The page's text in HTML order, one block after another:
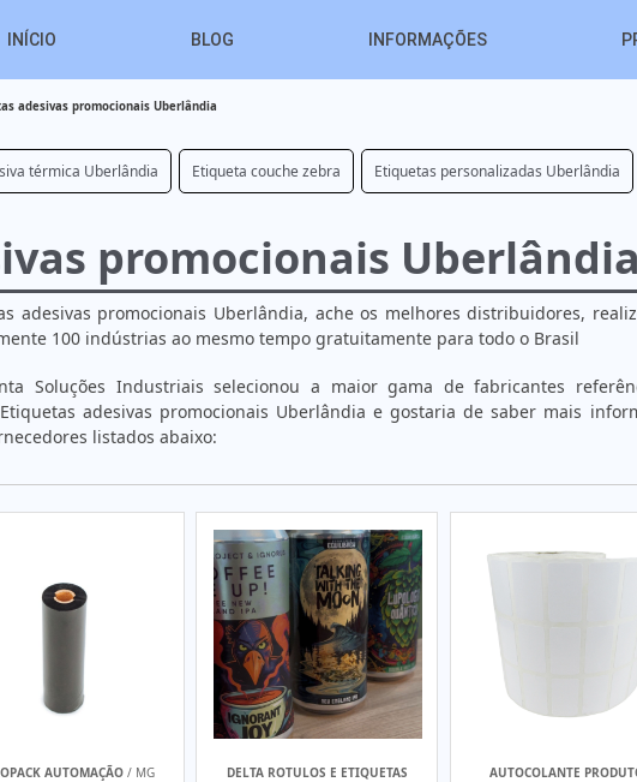
INÍCIO BLOG INFORMAÇÕES
adesivas promocionais Uberlândia
térmica Uberlândia Etiqueta couche zebra Etiquetas personalizadas Uberlândia
promocionais Uberlândia
adesivas promocionais Uberlândia, ache os melhores distribuidores,
100 indústrias ao mesmo tempo gratuitamente para todo o Brasil
Soluções Industriais selecionou a maior gama de fabricantes
adesivas promocionais Uberlândia e gostaria de saber mais
listados abaixo:
AUTOMAÇÃO / MG
DELTA ROTULOS E ETIQUETAS
AUTOCOLANTE